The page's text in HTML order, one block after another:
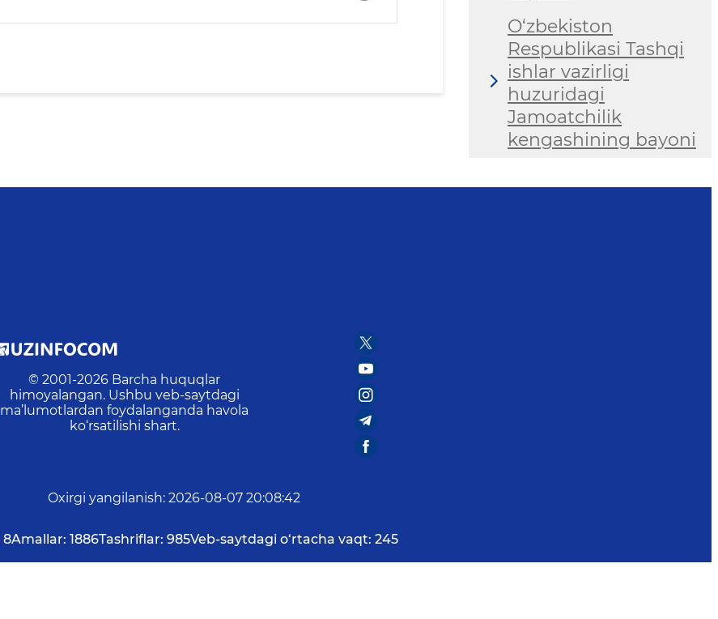
O‘zbekiston
Respublikasi Tashqi
ishlar vazirligi
huzuridagi
Jamoatchilik
kengashining bayoni
© 2001-2026 Barcha huquqlar
himoyalangan. Ushbu veb-saytdagi
ma’lumotlardan foydalanganda havola
ko‘rsatilishi shart.
Oxirgi yangilanish: 2026-08-07 20:08:42
8Amallar: 1886Tashriflar: 985Veb-saytdagi o‘rtacha vaqt: 245